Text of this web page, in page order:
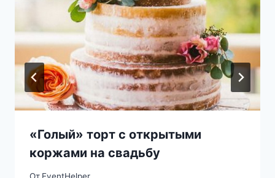
«Голый» торт с открытыми
коржами на свадьбу